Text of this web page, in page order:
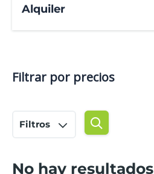
Alquiler
Filtrar por precios
Filtros
No hay resultados